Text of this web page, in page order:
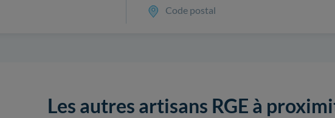
Code postal
Les autres artisans RGE à